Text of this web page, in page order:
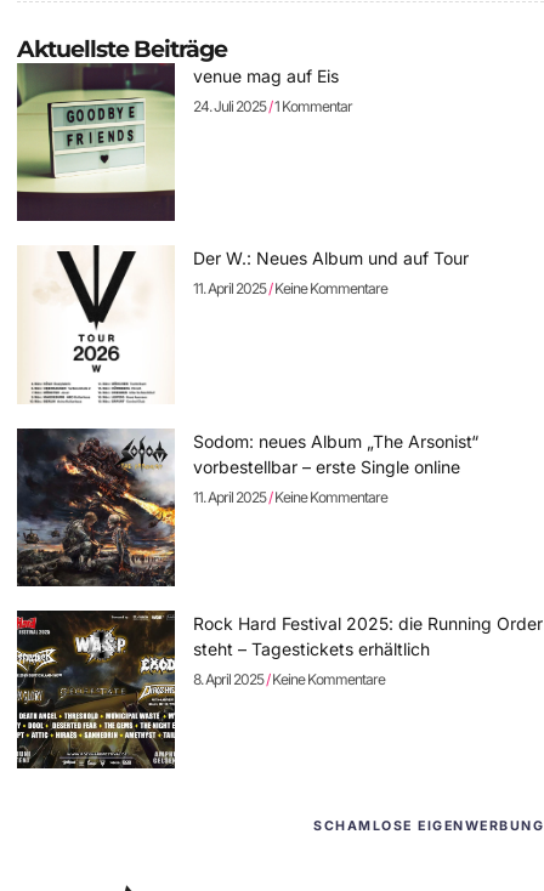
Aktuellste Beiträge
venue mag auf Eis
24. Juli 2025 1 Kommentar
Der W.: Neues Album und auf Tour
11. April 2025 Keine Kommentare
Sodom: neues Album „The Arsonist“
vorbestellbar – erste Single online
11. April 2025 Keine Kommentare
Rock Hard Festival 2025: die Running Order
steht – Tagestickets erhältlich
8. April 2025 Keine Kommentare
SCHAMLOSE EIGENWERBUNG